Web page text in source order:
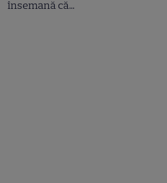
însemană că...